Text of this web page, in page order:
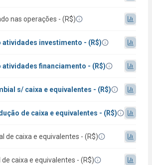
nas operações - (R$)
atividades investimento - (R$)
atividades financiamento - (R$)
s/ caixa e equivalentes - (R$)
de caixa e equivalentes - (R$)
de caixa e equivalentes - (R$)
caixa e equivalentes - (R$)